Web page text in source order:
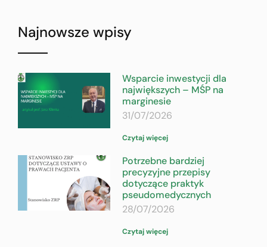
Najnowsze wpisy
Wsparcie inwestycji dla
największych – MŚP na
marginesie
31/07/2026
Czytaj więcej
Potrzebne bardziej
precyzyjne przepisy
dotyczące praktyk
pseudomedycznych
28/07/2026
Czytaj więcej